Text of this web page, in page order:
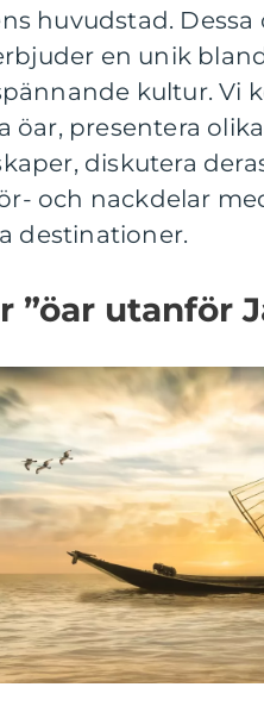
huvudstad.
en unik
kultur. Vi
öar, presentera
diskutera
och nackdelar
destinationer.
”öar utanför